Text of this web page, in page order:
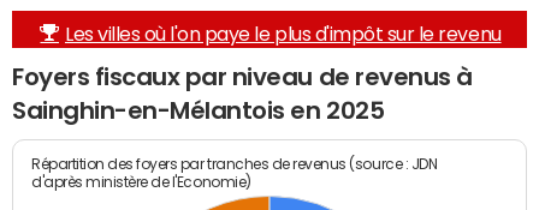
Les villes où l'on paye le plus d'impôt sur le revenu
Foyers fiscaux par niveau de revenus à
Sainghin-en-Mélantois en 2025
Répartition des foyers par tranches de revenus (source : JDN
d'après ministère de l'Economie)